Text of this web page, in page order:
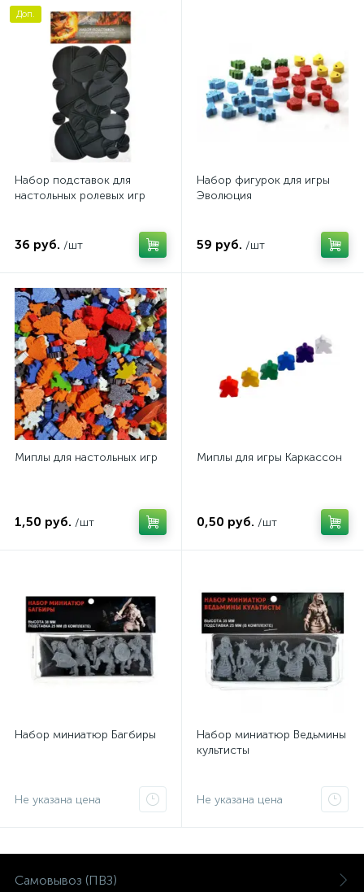
Доп.
Набор подставок для
настольных ролевых игр
36 руб. /шт
Набор фигурок для игры
Эволюция
59 руб. /шт
Миплы для настольных игр
1,50 руб. /шт
Миплы для игры Каркассон
0,50 руб. /шт
Набор миниатюр Багбиры
Не указана цена
Набор миниатюр Ведьмины
культисты
Не указана цена
Самовывоз (ПВЗ)